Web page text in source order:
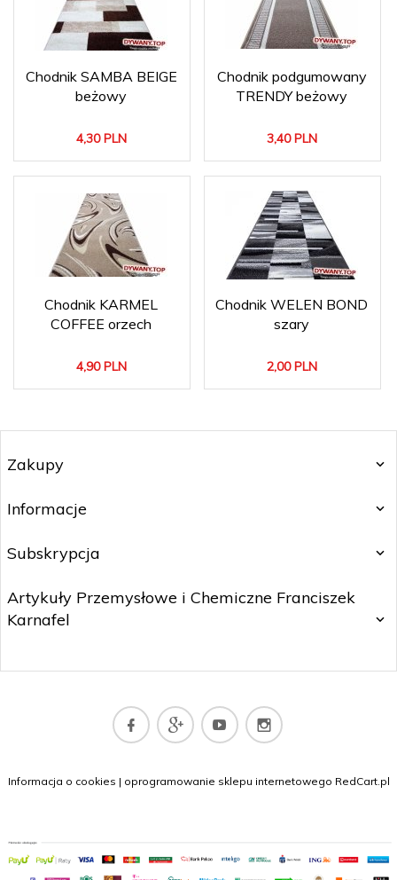
Chodnik SAMBA BEIGE
beżowy
4,30 PLN
Chodnik podgumowany
TRENDY beżowy
3,40 PLN
Chodnik KARMEL
COFFEE orzech
4,90 PLN
Chodnik WELEN BOND
szary
2,00 PLN
Zakupy
Informacje
Subskrypcja
Artykuły Przemysłowe i Chemiczne Franciszek
Karnafel
sklep@dywany.top
Informacja o cookies | oprogramowanie sklepu internetowego RedCart.pl